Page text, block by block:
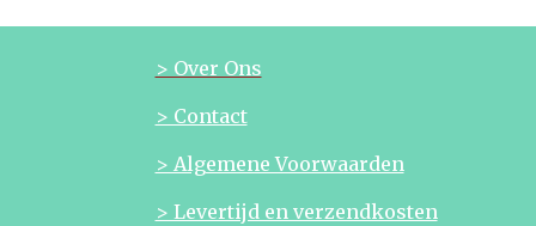
> Over Ons
> Contact
> Algemene Voorwaarden
> Levertijd en verzendkosten